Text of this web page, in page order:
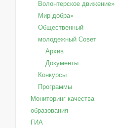
Волонтерское движение»
Мир добра»
Общественный
молодежный Совет
Архив
Документы
Конкурсы
Программы
Мониторинг качества
образования
ГИА